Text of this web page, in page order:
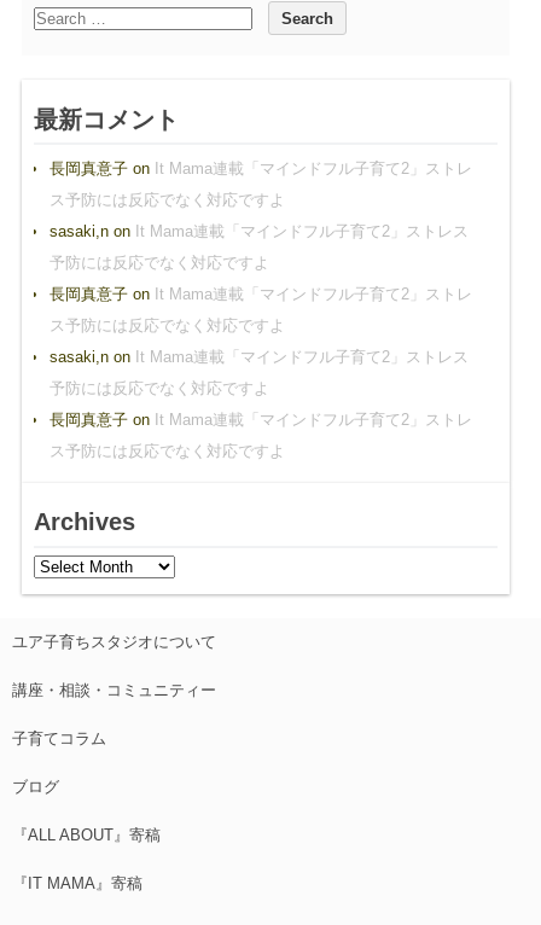
最新コメント
長岡真意子on It Mama連載「マインドフル子育て2」ストレ
ス予防には反応でなく対応ですよ
sasaki,non It Mama連載「マインドフル子育て2」ストレス
予防には反応でなく対応ですよ
長岡真意子on It Mama連載「マインドフル子育て2」ストレ
ス予防には反応でなく対応ですよ
sasaki,non It Mama連載「マインドフル子育て2」ストレス
予防には反応でなく対応ですよ
長岡真意子on It Mama連載「マインドフル子育て2」ストレ
ス予防には反応でなく対応ですよ
Archives
ユア子育ちスタジオについて
講座・相談・コミュニティー
子育てコラム
ブログ
『ALL ABOUT』寄稿
『IT MAMA』寄稿